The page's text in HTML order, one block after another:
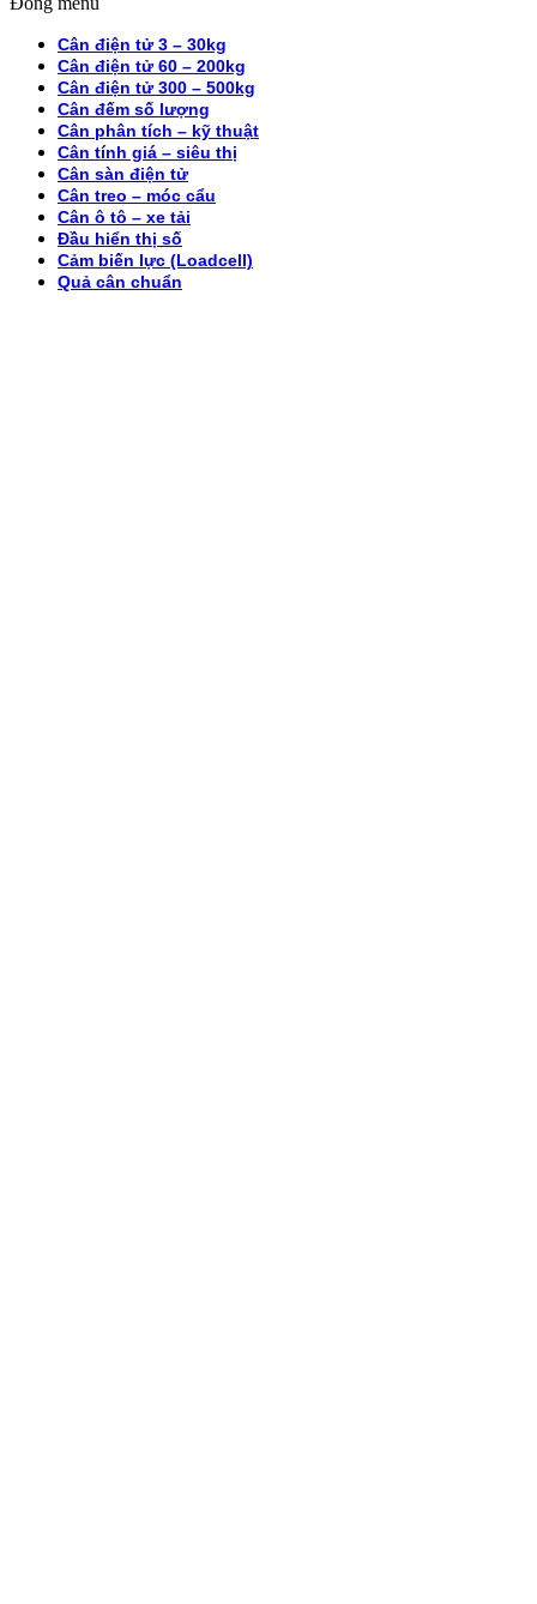
Cân điện tử 3 – 30kg
Cân điện tử 60 – 200kg
Cân điện tử 300 – 500kg
Cân đếm số lượng
Cân phân tích – kỹ thuật
Cân tính giá – siêu thị
Cân sàn điện tử
Cân treo – móc cẩu
Cân ô tô – xe tải
Đầu hiển thị số
Cảm biến lực (Loadcell)
Quả cân chuẩn